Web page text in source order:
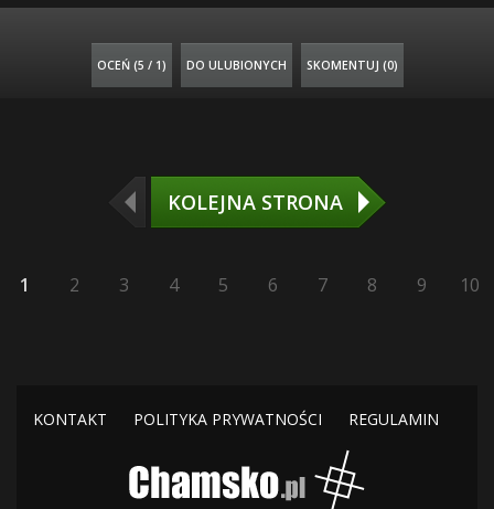
OCEŃ (5 / 1) DO ULUBIONYCH SKOMENTUJ (0)
KOLEJNA STRONA
1 2 3 4 5 6 7 8 9 10
KONTAKT POLITYKA PRYWATNOŚCI REGULAMIN